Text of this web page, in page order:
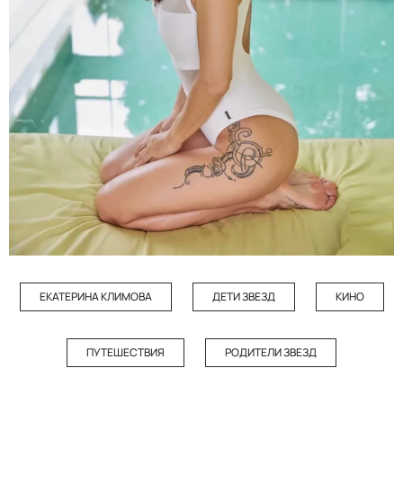
ЕКАТЕРИНА КЛИМОВА ДЕТИ ЗВЕЗД КИНО
ПУТЕШЕСТВИЯ РОДИТЕЛИ ЗВЕЗД